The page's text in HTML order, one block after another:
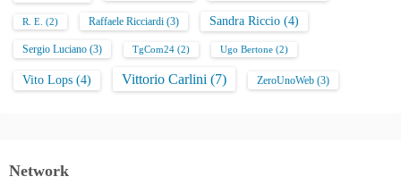
R. E. (2) Raffaele Ricciardi (3) Sandra Riccio (4)
Sergio Luciano (3) TgCom24 (2) Ugo Bertone (2)
Vito Lops (4) Vittorio Carlini (7) ZeroUnoWeb (3)
Network